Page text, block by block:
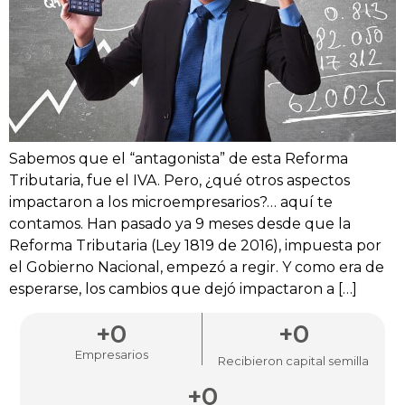
Sabemos que el “antagonista” de esta Reforma
Tributaria, fue el IVA. Pero, ¿qué otros aspectos
impactaron a los microempresarios?… aquí te
contamos. Han pasado ya 9 meses desde que la
Reforma Tributaria (Ley 1819 de 2016), impuesta por
el Gobierno Nacional, empezó a regir. Y como era de
esperarse, los cambios que dejó impactaron a […]
Empresarios
+0
Recibieron capital semilla
+0
+0